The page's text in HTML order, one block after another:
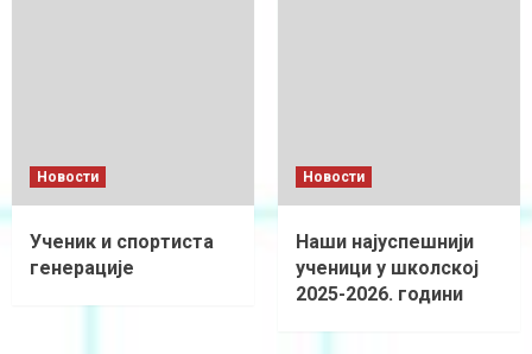
Новости
Ученик и спортиста
генерације
Новости
Наши најуспешнији
ученици у школској
2025-2026. години